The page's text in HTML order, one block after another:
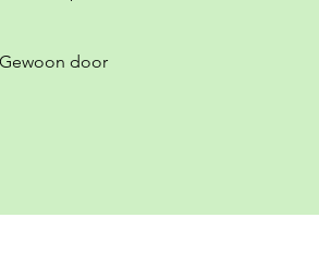
door